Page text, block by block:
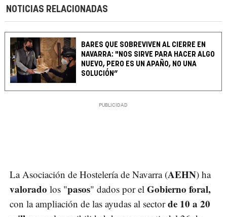
NOTICIAS RELACIONADAS
BARES QUE SOBREVIVEN AL CIERRE EN
NAVARRA: "NOS SIRVE PARA HACER ALGO
NUEVO, PERO ES UN APAÑO, NO UNA
SOLUCIÓN”
La Asociación de Hostelería de Navarra (AEHN) ha
valorado los "pasos" dados por el Gobierno foral,
con la ampliación de las ayudas al sectorde 10 a 20